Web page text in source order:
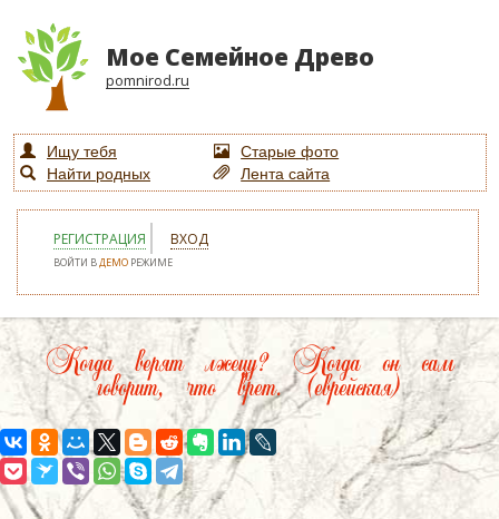
Мое Семейное Древо
pomnirod.ru
Ищу тебя
Старые фото
Найти родных
Лента сайта
РЕГИСТРАЦИЯ ВХОД
ВОЙТИ ВДЕМО РЕЖИМЕ
Когда верят лжецу? Когда он сам
говорит, что врет. (еврейская)